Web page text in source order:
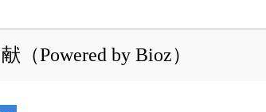
（Powered by Bioz）